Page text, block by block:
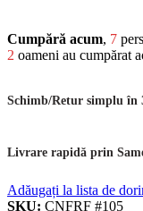
Cumpără acum, 7
2 oameni au cumpărat
Schimb/Retur simplu în
Livrare rapidă prin
Adăugați la lista de
SKU: CNFRF #105